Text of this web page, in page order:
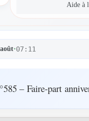
Aide à
•07:11
– Faire-part